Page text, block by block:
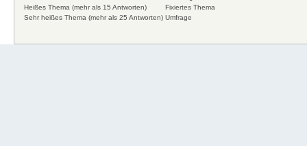
Heißes Thema (mehr als 15 Antworten)
Sehr heißes Thema (mehr als 25 Antworten)
Fixiertes Thema
Umfrage